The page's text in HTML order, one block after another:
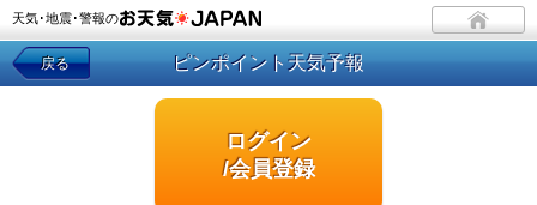
天気･地震･警報の
戻る ピンポイント天気予報
ログイン
/会員登録